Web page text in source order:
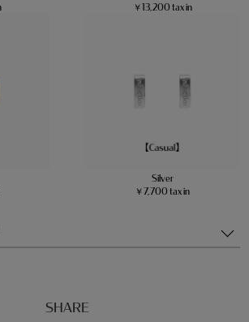
￥13,200 tax in
Silver
￥7,700 tax in
SHARE